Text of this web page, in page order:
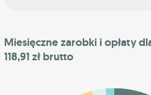
Miesięczne zarobki i opłaty
118,91 zł brutto